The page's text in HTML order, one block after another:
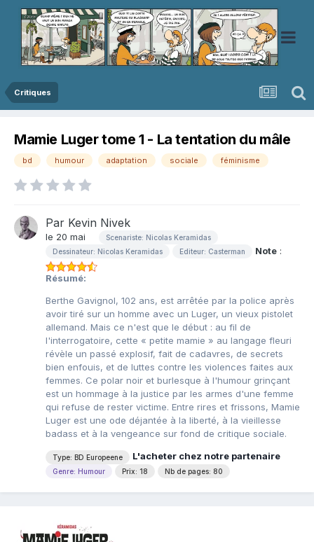
Critiques
Mamie Luger tome 1 - La tentation du mâle
bd humour adaptation sociale féminisme
Par Kevin Nivek
le 20 mai
Scenariste: Nicolas Keramidas
Dessinateur: Nicolas Keramidas
Editeur: Casterman Note :
Résumé:
Berthe Gavignol, 102 ans, est arrêtée par la police après
avoir tiré sur un homme avec un Luger, un vieux pistolet
allemand. Mais ce n'est que le début : au fil de
l'interrogatoire, cette « petite mamie » au langage fleuri
révèle un passé explosif, fait de cadavres, de secrets
bien enfouis, et de luttes contre les violences faites aux
femmes. Ce polar noir et burlesque à l'humour grinçant
est un hommage à la justice par les armes d'une femme
qui refuse de rester victime. Entre rires et frissons, Mamie
Luger est une ode déjantée à la liberté, à la vieillesse
badass et à la vengeance sur fond de critique sociale.
Type: BD Europeene L'acheter chez notre partenaire
Genre: Humour Prix: 18 Nb de pages: 80